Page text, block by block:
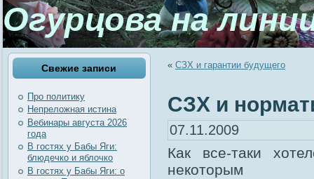
Огурцова на
Свежие записи
Про политику
Непреложная истина
Вебинары августа 2026
года
В гостях у Бабы Яги:
блюдечко и яблочко
В гостях у Бабы Яги: о
« СЗХ и гарантии будущего
СЗХ и
07.11.2009
Как все-таки
некоторым